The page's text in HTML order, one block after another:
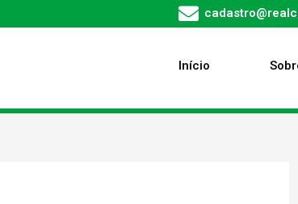
Início